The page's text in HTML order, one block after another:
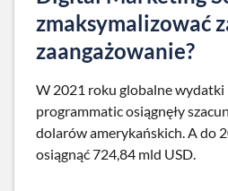
zmaksymalizować
zaangażowanie?
W 2021 roku globalne wydatki
programmatic osiągnęły
dolarów amerykańskich. A do
osiągnąć 724,84 mld USD.